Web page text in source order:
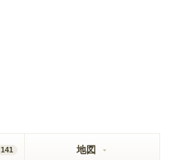
141 地図